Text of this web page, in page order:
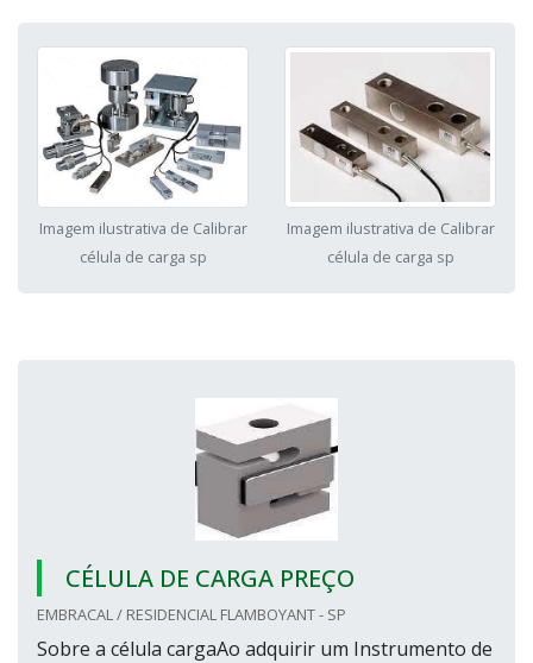
Imagem ilustrativa de Calibrar
célula de carga sp
Imagem ilustrativa de Calibrar
célula de carga sp
CÉLULA DE CARGA PREÇO
EMBRACAL / RESIDENCIAL FLAMBOYANT - SP
Sobre a célula cargaAo adquirir um Instrumento de